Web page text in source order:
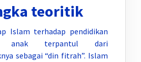
teoritik
terhadap pendidikan
anak terpantul dari
sebagai “din fitrah”. Islam